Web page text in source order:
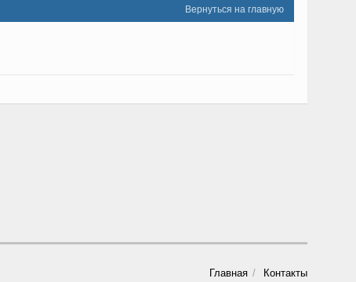
Вернуться на главную
Главная Контакты